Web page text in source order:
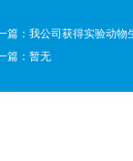
篇： 我公司获得实验动物
篇：暂无